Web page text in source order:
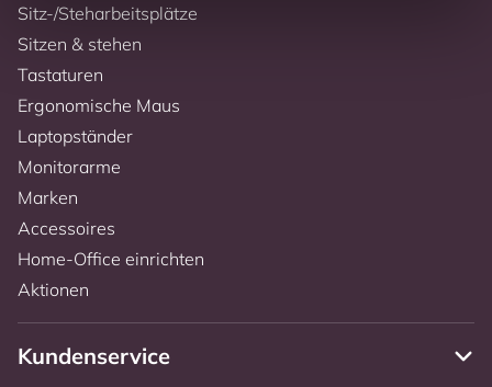
Sitz-/Steharbeitsplätze
Sitzen & stehen
Tastaturen
Ergonomische Maus
Laptopständer
Monitorarme
Marken
Accessoires
Home-Office einrichten
Aktionen
Kundenservice